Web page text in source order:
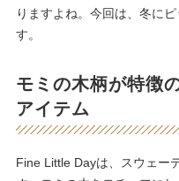
りますよね。今回は、冬に
す。
モミの木柄が特徴
アイテム
Fine Little Dayは、スウェー